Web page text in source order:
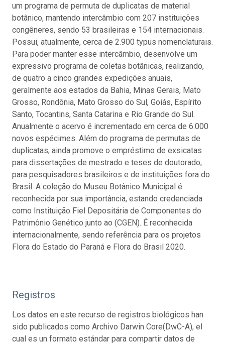
um programa de permuta de duplicatas de material
botânico, mantendo intercâmbio com 207 instituições
congêneres, sendo 53 brasileiras e 154 internacionais.
Possui, atualmente, cerca de 2.900 typus nomenclaturais.
Para poder manter esse intercâmbio, desenvolve um
expressivo programa de coletas botânicas, realizando,
de quatro a cinco grandes expedições anuais,
geralmente aos estados da Bahia, Minas Gerais, Mato
Grosso, Rondônia, Mato Grosso do Sul, Goiás, Espírito
Santo, Tocantins, Santa Catarina e Rio Grande do Sul.
Anualmente o acervo é incrementado em cerca de 6.000
novos espécimes. Além do programa de permutas de
duplicatas, ainda promove o empréstimo de exsicatas
para dissertações de mestrado e teses de doutorado,
para pesquisadores brasileiros e de instituições fora do
Brasil. A coleção do Museu Botânico Municipal é
reconhecida por sua importância, estando credenciada
como Instituição Fiel Depositária de Componentes do
Patrimônio Genético junto ao (CGEN). É reconhecida
internacionalmente, sendo referência para os projetos
Flora do Estado do Paraná e Flora do Brasil 2020.
Registros
Los datos en este recurso de registros biológicos han
sido publicados como Archivo Darwin Core(DwC-A), el
cual es un formato estándar para compartir datos de